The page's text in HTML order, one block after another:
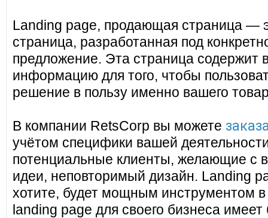
Landing page, продающая страница —
страница, разработанная под
предложение. Эта страница содержит
информацию для того, чтобы
решение в пользу именно вашего
В компании RetsCorp вы можете
учётом специфики вашей
потенциальные клиенты, желающие с
идеи, неповторимый дизайн. Landing
хотите, будет мощным инструментом
landing page для своего бизнеса